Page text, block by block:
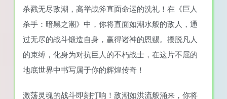
杀戮无尽敌潮，高举战斧直面命运的洗礼！在《巨人
杀手：暗黑之潮》中，你将直面如潮水般的敌人，通
过无尽的战斗锻造自身，赢得诸神的恩赐。摆脱凡人
的束缚，化身为对抗巨人的不朽战士，在这片不屈的
地底世界中书写属于你的辉煌传奇！
激荡灵魂的战斗即刻打响！敌潮如洪流般涌来，你将